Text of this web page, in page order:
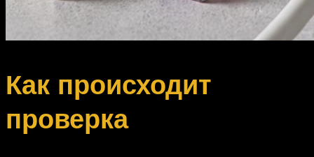
Как происходит
проверка